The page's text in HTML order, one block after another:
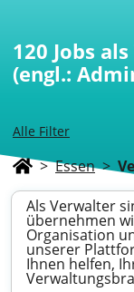
Alle Filter
120 Jobs
(engl.:
> Essen >
Als Verwalter
übernehmen
Organisation
unserer
Ihnen helfen,